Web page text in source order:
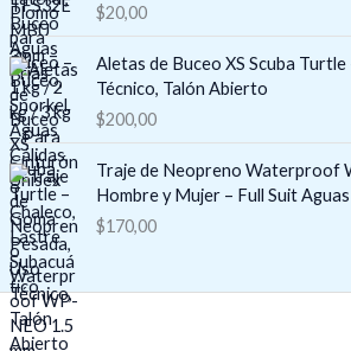
o
s
:
d
e
r
e
c
o
s
d
$20,00
Aletas de Buceo XS Scuba Turtle
Técnico, Talón Abierto
$200,00
Traje de Neopreno Waterproof
Hombre y Mujer – Full Suit
$170,00